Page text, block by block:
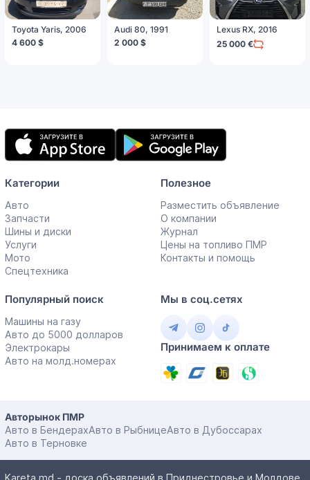
Toyota Yaris, 2006
4 600 $
Audi 80, 1991
2 000 $
Lexus RX, 2016
25 000 €
Мобильное
приложение
Категории
Авто
Запчасти
Шины и диски
Услуги
Мото
Спецтехника
Полезное
Разместить объявление
О компании
Журнал
Цены на топливо ПМР
Контакты и помощь
Популярный поиск
Машины на газу
Авто до 5000 долларов
Электрокары
Авто на молд.номерах
Мы в соц.сетях
Принимаем к оплате
Авторынок ПМР
Авто в БендерахАвто в РыбницеАвто в Дубоссарах
Авто в Терновке
Kareta.md - доска объявлений в Приднестровье и Молдове